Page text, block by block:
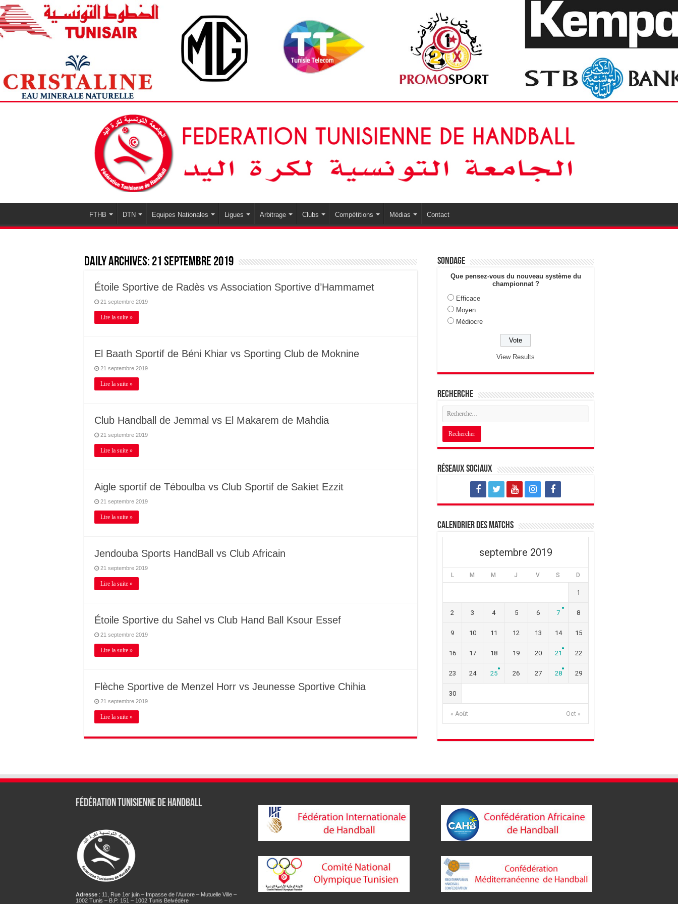
FTHB DTN Equipes Nationales Ligues Arbitrage Clubs Compétitions Médias Contact
Daily Archives: 21 septembre 2019
Étoile Sportive de Radès vs Association Sportive d’Hammamet
21 septembre 2019
Lire la suite »
El Baath Sportif de Béni Khiar vs Sporting Club de Moknine
21 septembre 2019
Lire la suite »
Club Handball de Jemmal vs El Makarem de Mahdia
21 septembre 2019
Lire la suite »
Aigle sportif de Téboulba vs Club Sportif de Sakiet Ezzit
21 septembre 2019
Lire la suite »
Jendouba Sports HandBall vs Club Africain
21 septembre 2019
Lire la suite »
Étoile Sportive du Sahel vs Club Hand Ball Ksour Essef
21 septembre 2019
Lire la suite »
Flèche Sportive de Menzel Horr vs Jeunesse Sportive Chihia
21 septembre 2019
Lire la suite »
Sondage
Que pensez-vous du nouveau système du
championnat ?
Efficace
Moyen
Médiocre
View Results
Recherche
Réseaux sociaux
Calendrier des matchs
septembre 2019
L M M J V S D
« Août Oct »
1
2 3 4 5 6 7 8
9 10 11 12 13 14 15
16 17 18 19 20 21 22
23 24 25 26 27 28 29
30
Fédération tunisienne de Handball
Adresse: 11, Rue 1er juin – Impasse de l’Aurore – Mutuelle Ville –
1002 Tunis – B.P. 151 – 1002 Tunis Belvédère